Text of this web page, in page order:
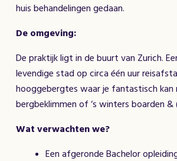
huis behandelingen gedaan.
De omgeving:
De praktijk ligt in de buurt van Zurich.
levendige stad op circa één uur
hooggebergtes waar je fantastisch kan
bergbeklimmen of ‘s winters boarden &
Wat verwachten we?
Een afgeronde Bachelor